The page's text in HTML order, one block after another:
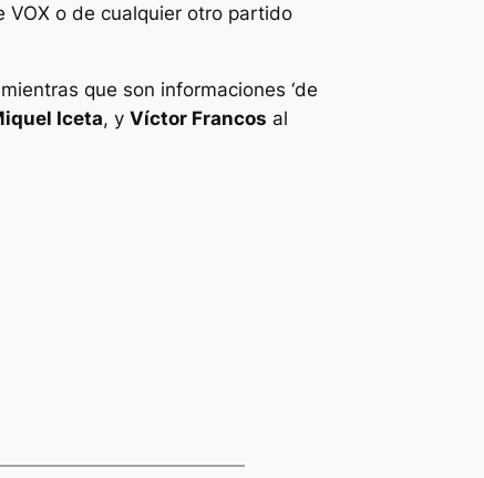
VOX o de cualquier otro partido
que son informaciones ‘de
Iceta, y Víctor Francos al